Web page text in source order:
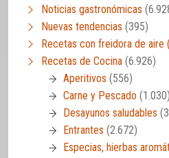
Noticias gastronómicas
Nuevas tendencias (395)
Recetas con freidora de aire
Recetas de Cocina (6.926)
Aperitivos (556)
Carne y Pescado (1.030)
Desayunos saludables
Entrantes (2.672)
Especias, hierbas